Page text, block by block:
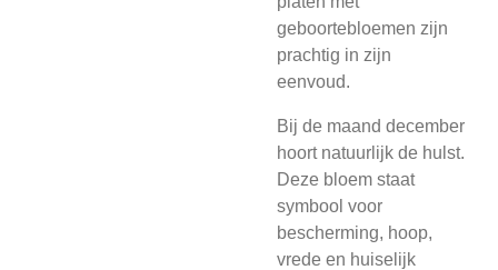
geboortebloemen zijn
prachtig in zijn
eenvoud.
Bij de maand december
hoort natuurlijk de hulst.
Deze bloem staat
symbool voor
bescherming, hoop,
vrede en huiselijk